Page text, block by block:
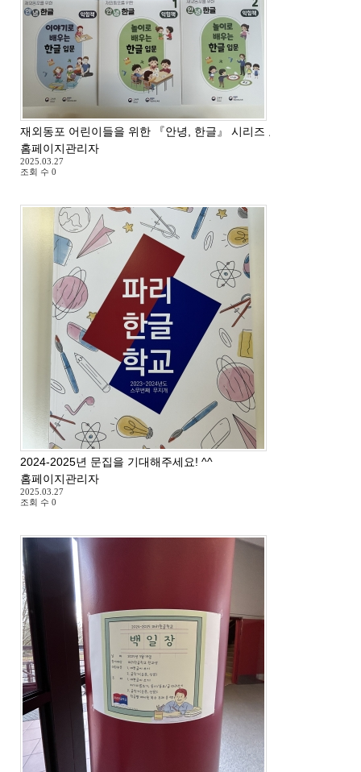
재외동포 어린이들을 위한 『안녕, 한글』 시리즈 교재 도착
홈페이지관리자
2025.03.27
조회 수 0
2024-2025년 문집을 기대해주세요! ^^
홈페이지관리자
2025.03.27
조회 수 0